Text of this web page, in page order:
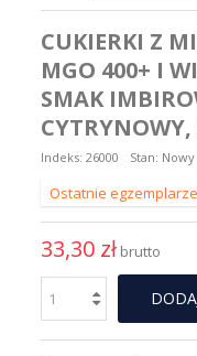
CUKIERKI Z
MGO 400+ I
SMAK
CYTRYNOWY,
Indeks: 26000 Stan: Nowy
Ostatnie
33,30 zł brutto